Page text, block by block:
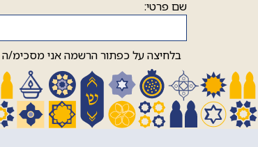
שם פרטי:
בלחיצה על כפתור הרשמה אני מסכימ/ה